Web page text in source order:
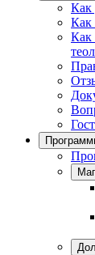
Как
Как
Как